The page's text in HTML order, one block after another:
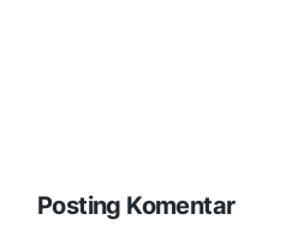
Posting Komentar